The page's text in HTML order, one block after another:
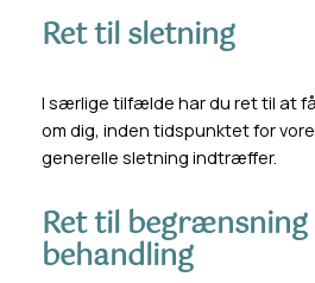
Ret til sletning
I særlige tilfælde har du ret til at
om dig, inden tidspunktet for
generelle sletning indtræffer.
Ret til
behandling